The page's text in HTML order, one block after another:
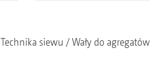
Technika siewu Wały do